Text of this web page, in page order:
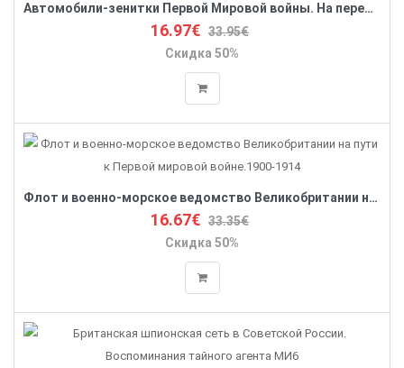
Автомобили-зенитки Первой Мировой войны. На передовой «войны моторов»
16.97€ 33.95€
Скидка 50%
Флот и военно-морское ведомство Великобритании на пути к Первой мировой войне.1900-1914
16.67€ 33.35€
Скидка 50%